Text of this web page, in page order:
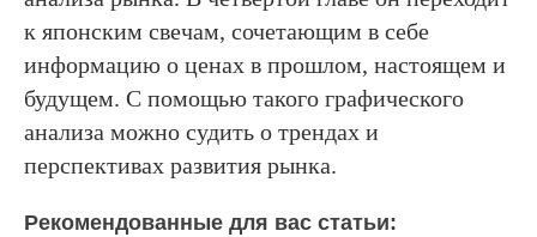
к японским свечам, сочетающим в себе
информацию о ценах в прошлом, настоящем и
будущем. С помощью такого графического
анализа можно судить о трендах и
перспективах развития рынка.
Рекомендованные для вас статьи: